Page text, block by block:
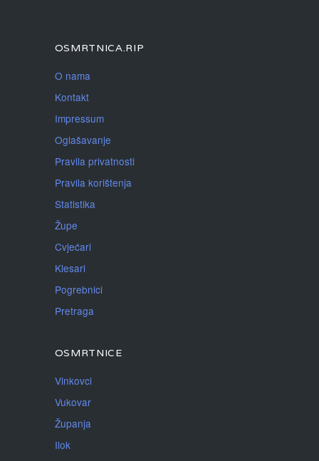
OSMRTNICA.RIP
O nama
Kontakt
Impressum
Oglašavanje
Pravila privatnosti
Pravila korištenja
Statistika
Župe
Cvjećari
Klesari
Pogrebnici
Pretraga
OSMRTNICE
Vinkovci
Vukovar
Županja
Ilok